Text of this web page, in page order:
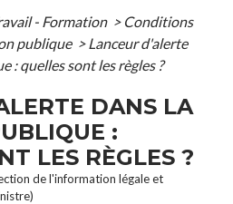
- Formation > Conditions
publique > Lanceur d'alerte
: quelles sont les règles ?
DANS LA
:
LES RÈGLES ?
de l'information légale et